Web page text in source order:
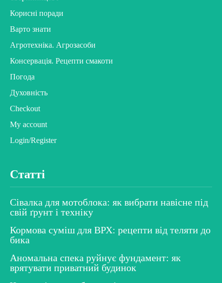
Корисні поради
Варто знати
Агротехніка. Агрозасоби
Консервація. Рецепти смакоти
Погода
Духовність
Checkout
My account
Login/Register
Статті
Сівалка для мотоблока: як вибрати навісне під
свій ґрунт і техніку
Кормова суміш для ВРХ: рецепти від теляти до
бика
Аномальна спека руйнує фундамент: як
врятувати приватний будинок